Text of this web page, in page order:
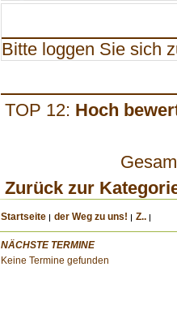
Bitte loggen Sie sich
TOP 12: Hoch
Zurück zur
Startseite der Weg zu uns! Z..
NÄCHSTE TERMINE
Keine Termine gefunden